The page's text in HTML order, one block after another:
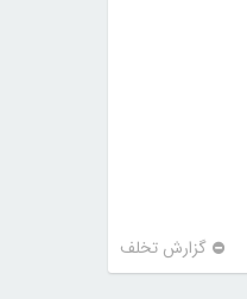
گزارش تخلف